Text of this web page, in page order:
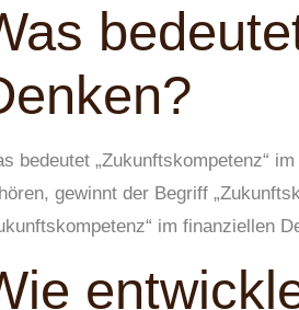
bedeutet „Zukunftskompetenz“
gewinnt der Begriff
im finanziellen